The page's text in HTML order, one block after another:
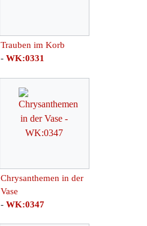
Trauben im Korb
- WK:0331
Chrysanthemen in der
Vase
- WK:0347